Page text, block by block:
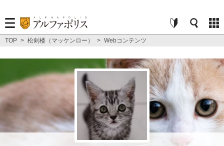
TOP > 松剣楼（マッケンロー） > Webコンテンツ